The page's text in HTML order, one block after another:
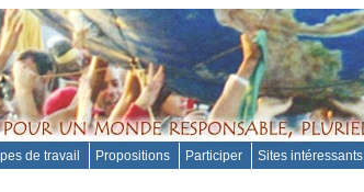
de travail Propositions Participer Sites intéressants